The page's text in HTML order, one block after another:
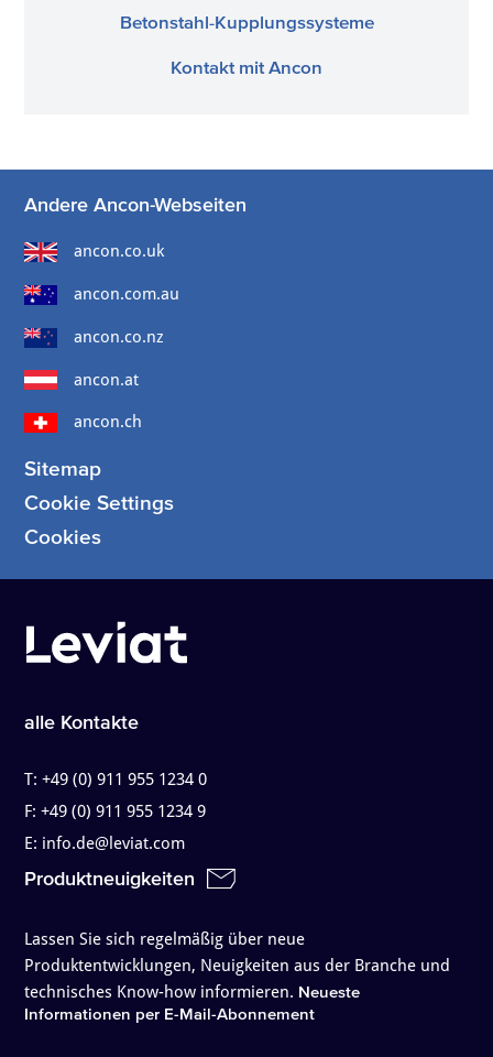
Betonstahl-Kupplungssysteme
Kontakt mit Ancon
Andere Ancon-Webseiten
ancon.co.uk
ancon.com.au
ancon.co.nz
ancon.at
ancon.ch
Sitemap
Cookie Settings
Cookies
alle Kontakte
T:+49 (0) 911 955 1234 0
F:+49 (0) 911 955 1234 9
E: info.de@leviat.com
Produktneuigkeiten
Lassen Sie sich regelmäßig über neue
Produktentwicklungen, Neuigkeiten aus der Branche und
technisches Know-how informieren. Neueste
Informationen per E-Mail-Abonnement